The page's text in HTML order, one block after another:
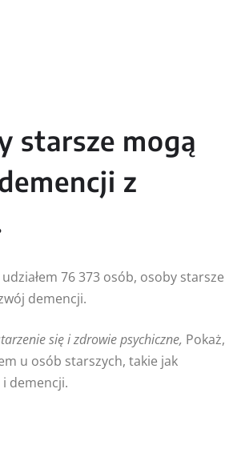
starsze mogą
z
76 373 osób, osoby starsze
demencji.
się i zdrowie psychiczne, Pokaż,
u osób starszych, takie jak
demencji.